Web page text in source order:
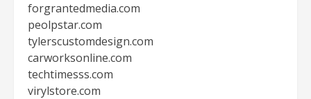
forgrantedmedia.com
peolpstar.com
tylerscustomdesign.com
carworksonline.com
techtimesss.com
virylstore.com